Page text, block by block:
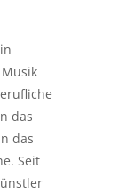
das
das
Seit